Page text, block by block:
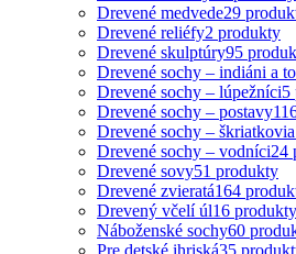
Drevené medvede29
Drevené reliéfy2 produkty
Drevené skulptúry95
Drevené sochy – indiáni a
Drevené sochy – lúpežníci5
Drevené sochy – postavy
Drevené sochy – škriatkovia
Drevené sochy – vodníci24
Drevené sovy51 produkty
Drevené zvieratá164
Drevený včelí úl16 produkty
Náboženské sochy60